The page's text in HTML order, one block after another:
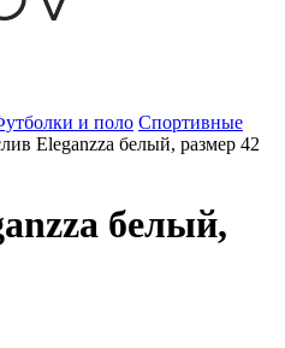
и поло Спортивные
Eleganzza белый, размер 42
белый,